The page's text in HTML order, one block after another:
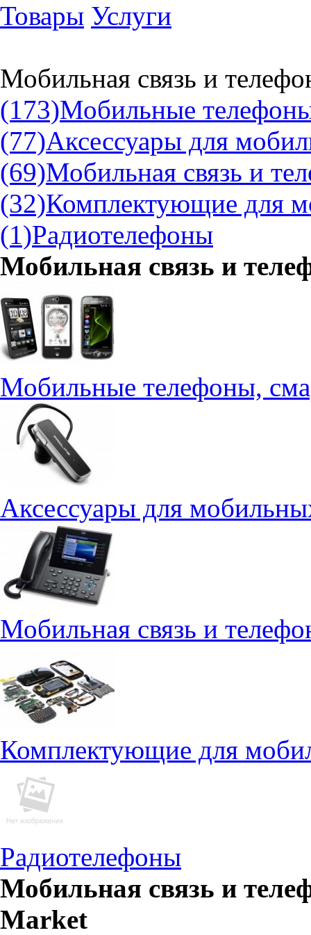
Товары Услуги
Мобильная связь и
(173)Мобильные
(77)Аксессуары для
(69)Мобильная связь и
(32)Комплектующие для
(1)Радиотелефоны
Мобильная связь и
Мобильные телефоны,
Аксессуары для
Мобильная связь и
Комплектующие для
Радиотелефоны
Мобильная связь и
Market